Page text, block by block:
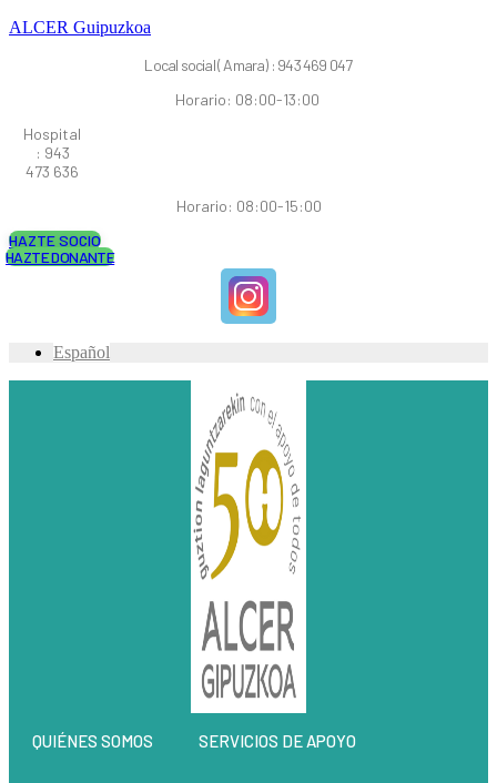
ALCER Guipuzkoa
Local social ( Amara) : 943 469 047
Horario: 08:00-13:00
Hospital
: 943
473 636
Horario: 08:00-15:00
HAZTE SOCIO
HAZTE DONANTE
Español
QUIÉNES SOMOS SERVICIOS DE APOYO